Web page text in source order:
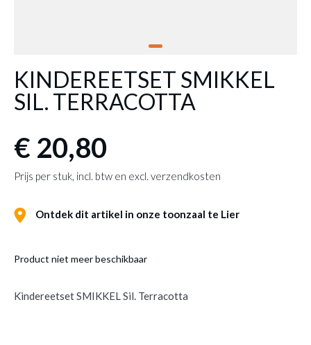
KINDEREETSET SMIKKEL
SIL. TERRACOTTA
€ 20,80
Prijs per stuk, incl. btw en excl. verzendkosten
Ontdek dit artikel in onze toonzaal te Lier
Product niet meer beschikbaar
Kindereetset SMIKKEL Sil. Terracotta